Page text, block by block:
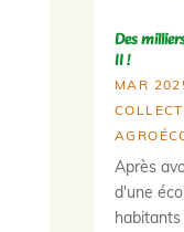
Des
II !
MAR
Après
d'une